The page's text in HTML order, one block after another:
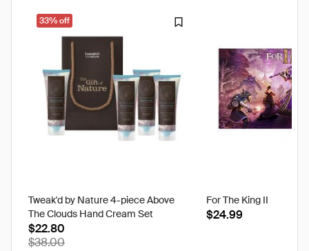
33% off
Tweak'd by Nature 4-piece Above
The Clouds Hand Cream Set
$22.80
$38.00
For The King II
$24.99